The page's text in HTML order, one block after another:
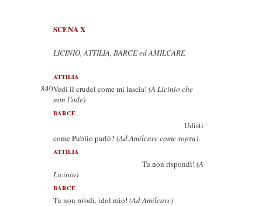
SCENA X
LICINIO, ATTILIA, BARCE ed AMILCARE
ATTILIA
840Vedi il crudel come mi lascia! (A Licinio che
non l’ode)
BARCE
Udisti
come Publio parlò?(Ad Amilcare come sopra)
ATTILIA
Tu non rispondi! (A
Licinio)
BARCE
Tu non m'odi, idol mio! (Ad Amilcare)